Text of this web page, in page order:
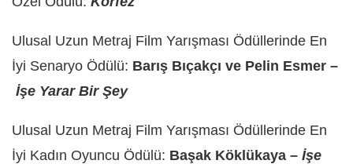
Ulusal Uzun Metraj Film Yarışması Ödüllerinde En
İyi Senaryo Ödülü: Barış Bıçakçı ve Pelin Esmer –
İşe Yarar Bir Şey
Ulusal Uzun Metraj Film Yarışması Ödüllerinde En
İyi Kadın Oyuncu Ödülü: Başak Köklükaya – İşe